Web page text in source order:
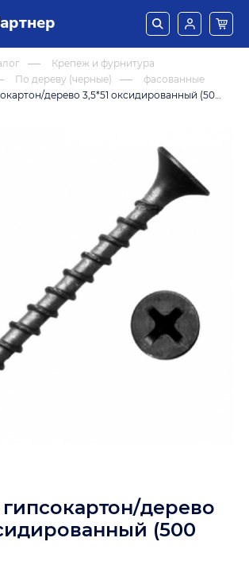
Крепеж и фурнитура
По дереву (черные)
фасованные
Саморез гипсокартон/дерево 3,5*51 оксидированный (500 штук)
дерево
(500